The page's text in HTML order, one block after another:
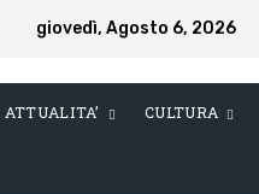
giovedì, Agosto 6, 2026
ATTUALITA’ CULTURA